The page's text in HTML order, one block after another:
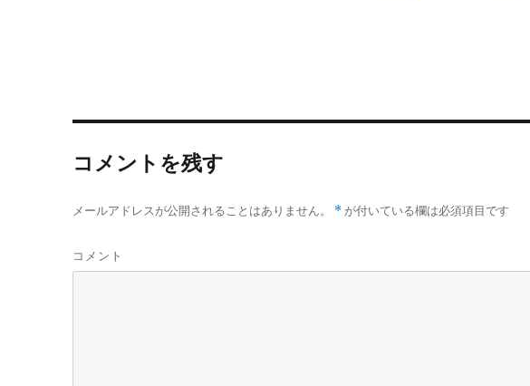
コメントを残す
メールアドレスが公開されることはありません。 * が付いている欄は必須項目です
コメント